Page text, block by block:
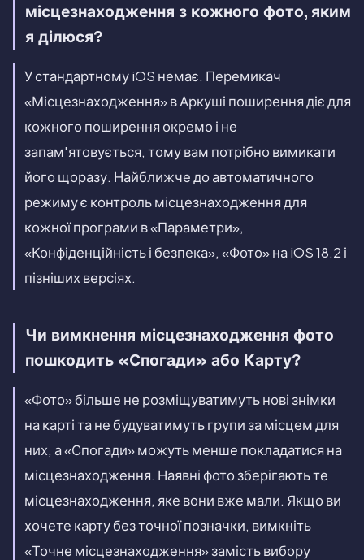
місцезнаходження з кожного фото, яким
я ділюся?
У стандартному iOS немає. Перемикач
«Місцезнаходження» в Аркуші поширення діє для
кожного поширення окремо і не
запам'ятовується, тому вам потрібно вимикати
його щоразу. Найближче до автоматичного
режиму є контроль місцезнаходження для
кожної програми в «Параметри»,
«Конфіденційність і безпека», «Фото» на iOS 18.2 і
пізніших версіях.
Чи вимкнення місцезнаходження фото
пошкодить «Спогади» або Карту?
«Фото» більше не розміщуватимуть нові знімки
на карті та не будуватимуть групи за місцем для
них, а «Спогади» можуть менше покладатися на
місцезнаходження. Наявні фото зберігають те
місцезнаходження, яке вони вже мали. Якщо ви
хочете карту без точної позначки, вимкніть
«Точне місцезнаходження» замість вибору